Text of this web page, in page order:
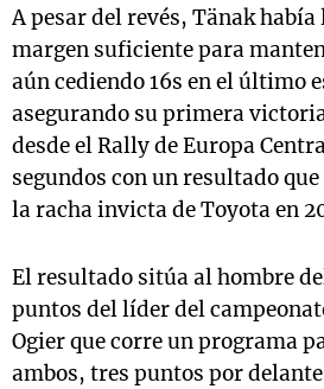
A pesar del revés, Tänak
margen suficiente para
aún cediendo 16s en el último
asegurando su primera
desde el Rally de Europa
segundos con un resultado
la racha invicta de Toyota en
El resultado sitúa al hombre
puntos del líder del
Ogier que corre un programa
ambos, tres puntos por